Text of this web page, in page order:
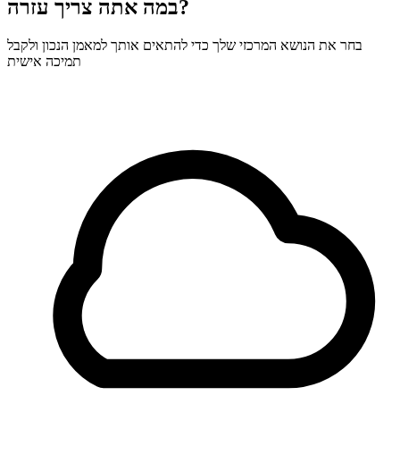
במה אתה צריך עזרה?
בחר את הנושא המרכזי שלך כדי להתאים אותך למאמן הנכון ולקבל
תמיכה אישית